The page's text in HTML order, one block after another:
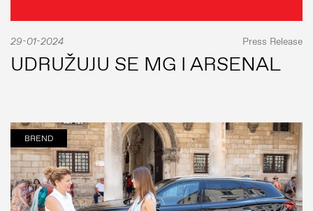
29-01-2024 Press Release
UDRUŽUJU SE MG I ARSENAL
BREND